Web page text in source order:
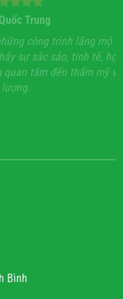
lăng mộ đá, hầu
tinh tế, họ chỉ làm
thẩm mỹ và chất
Bình